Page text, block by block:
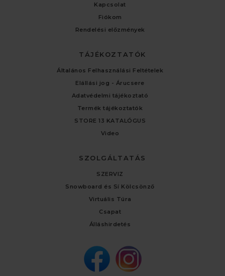
Kapcsolat
Fiókom
Rendelési előzmények
TÁJÉKOZTATÓK
Általános Felhasználási Feltételek
Elállási jog - Árucsere
Adatvédelmi tájékoztató
Termék tájékoztatók
STORE 13 KATALÓGUS
Video
SZOLGÁLTATÁS
SZERVIZ
Snowboard és Sí Kölcsönző
Virtuális Túra
Csapat
Álláshirdetés